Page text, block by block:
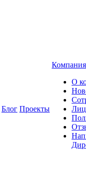
Блог Проекты
Компания
О